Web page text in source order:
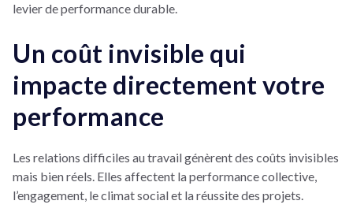
levier de performance durable.
Un coût invisible qui
impacte directement votre
performance
Les relations difficiles au travail génèrent des coûts invisibles
mais bien réels. Elles affectent la performance collective,
l’engagement, le climat social et la réussite des projets.